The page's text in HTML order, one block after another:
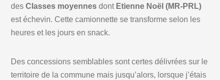
desClasses moyennes dont Etienne Noël (MR-PRL)
est échevin. Cette camionnette se transforme selon les
heures et les jours en snack.
Des concessions semblables sont certes délivrées sur le
territoire de la commune mais jusqu’alors, lorsque j’étais